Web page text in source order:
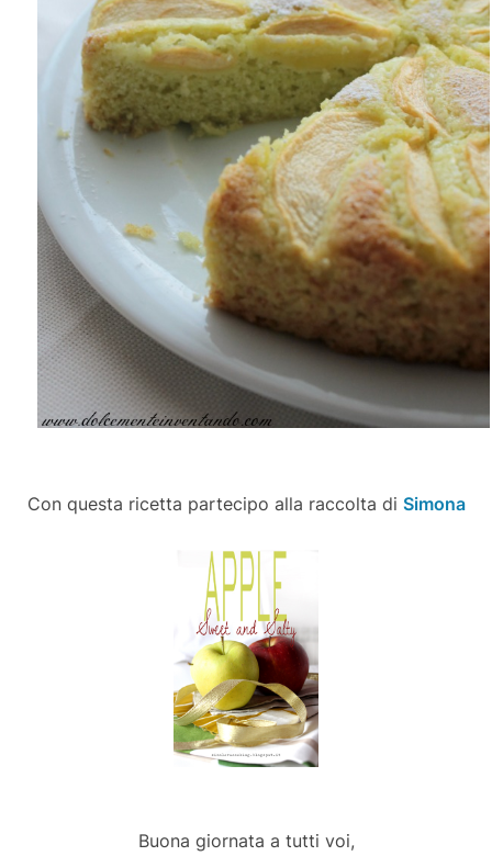
Con questa ricetta partecipo alla raccolta di Simona
Buona giornata a tutti voi,